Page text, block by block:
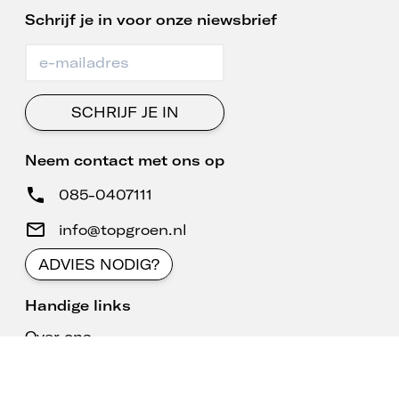
Schrijf je in voor onze niewsbrief
SCHRIJF JE IN
Neem contact met ons op
085-0407111
info@topgroen.nl
ADVIES NODIG?
Handige links
Over ons